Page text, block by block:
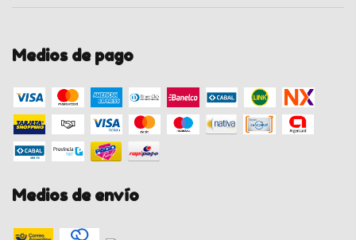
Medios de pago
Medios de envío